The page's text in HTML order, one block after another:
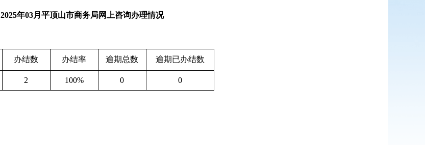
2025年03月平顶山市商务局网上咨询办理情况
办结数 办结率 逾期总数 逾期已办结数
2 100% 0 0